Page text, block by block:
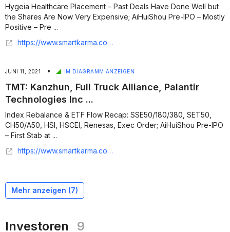
Hygeia Healthcare Placement – Past Deals Have Done Well but
the Shares Are Now Very Expensive; AiHuiShou Pre-IPO – Mostly
Positive – Pre ...
https://www.smartkarma.com/home/daily-briefs/equity-capital-markets-angelalign-technology-hygeia-healthcare-group-aihuishou-lotte-corporation-betta-pharmaceuticals-wm-tech-corporation-enjin-and-more/
JUNI 11, 2021 • IM DIAGRAMM ANZEIGEN
TMT: Kanzhun, Full Truck Alliance, Palantir
Technologies Inc ...
Index Rebalance & ETF Flow Recap: SSE50/180/380, SET50,
CH50/A50, HSI, HSCEI, Renesas, Exec Order; AiHuiShou Pre-IPO
– First Stab at ...
https://www.smartkarma.com/home/daily-briefs/tmt-kanzhun-full-truck-alliance-palantir-technologies-inc-renesas-electronics-aihuishou-and-more/
Mehr anzeigen (7)
Investoren 9